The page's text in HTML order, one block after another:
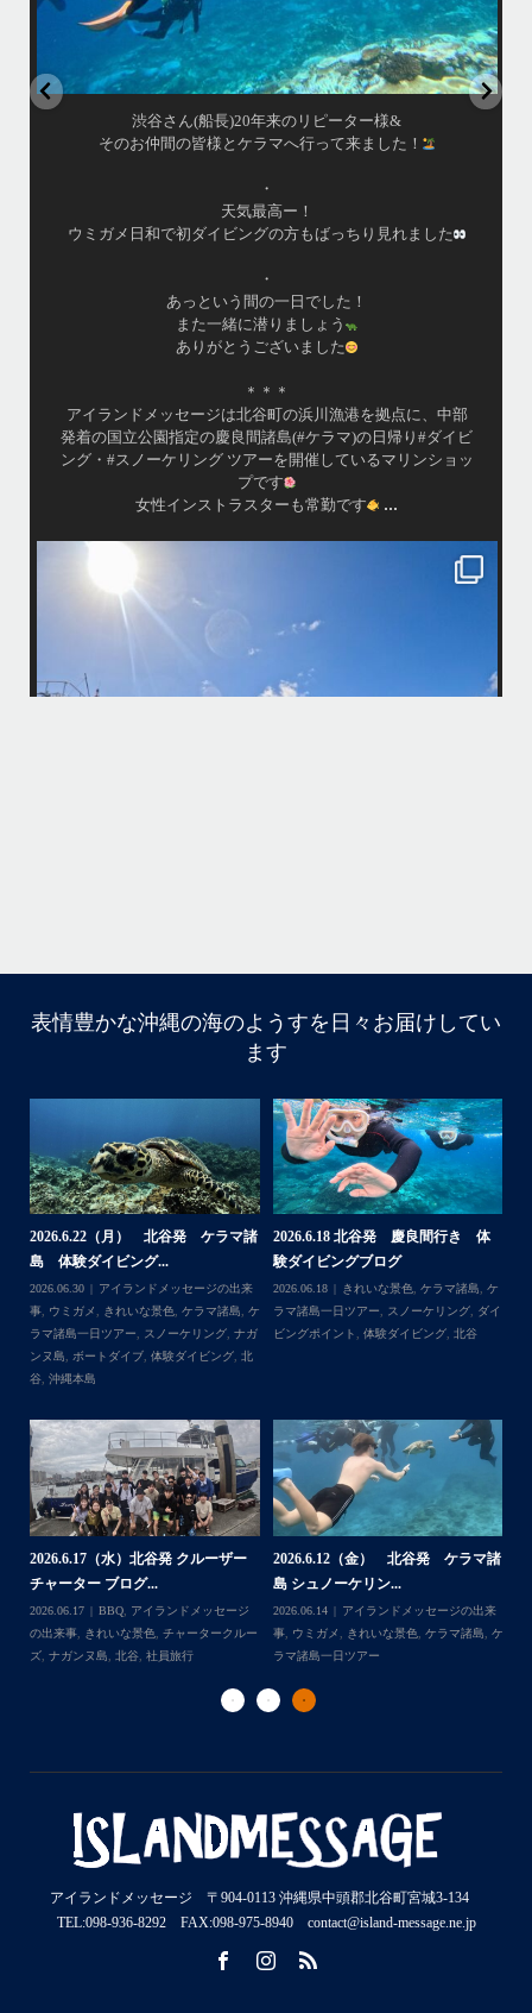
渋谷さん(船長)20年来のリピーター様&
そのお仲間の皆様とケラマへ行って来ました！
・
天気最高ー！
ウミガメ日和で初ダイビングの方もばっちり見れました
・
あっという間の一日でした！
また一緒に潜りましょう
ありがとうございました
＊＊＊
アイランドメッセージは北谷町の浜川漁港を拠点に、中部
発着の国立公園指定の慶良間諸島(#ケラマ)の日帰り#ダイビ
ング・#スノーケリング ツアーを開催しているマリンショッ
プです
女性インストラスターも常勤です
...
たくさんのご利用本当にありがとうございました
BBQにジェットスキー、バナナボート、SUP、パラセーリングなどな
ど…勇海号を拠点に色々お楽しみ頂きましたよ〜
海も荒れずにいい天気の中開催できたので何よりです
また来年もリピートして頂けたら嬉しいです
10月前半クルーザーチャーター
たくさんのご利用本当にありがとうございました
BBQにジェットスキー、バナナボート、SUP、パラセーリ
ングなどなど…勇海号を拠点に色々お楽しみ頂きました
よ〜
・
海も荒れずにいい天気の中開催できたので何よりです
また来年もリピートして頂けたら嬉しいです
・
アイランドメッセージは北谷町の浜川漁港を拠点に、中部
発着の国立公園指定の慶良間諸島(#ケラマ)の日帰り#ダイビ
ング・#スノーケリング ツアーを開催しているマリンショッ
プです
表情豊かな沖縄の海のようすを日々お届けしてい
ます
【台風13号によるツアー中止のお知
らせ】
2026.08.06
アイランドメッセージの出来
事, 台風
2026.8.2（火） 北谷発 ケラマ諸
島 体験ダイビング&...
2026.08.03
アイランドメッセージの出来
事,きれいな景色,ケラマ諸島, ケラマ諸島
一日ツアー ,スノーケリング,ナガンヌ島
2026.7.28（火） 北谷発 ケラマ諸
島 体験ダイビング...
2026.07.30
アイランドメッセージの出来
事,ウミウシ ,きれいな景色, ケラマ諸島,ケ
ラマ諸島一日ツアー,スノーケリング, 体験
ダイビング,北谷
2026.7.23 北谷発 慶良間行き 体
験ダイビング＆シュ...
ケラマ諸島
アイランドメッセージ 〒904-0113 沖縄県中頭郡北谷町宮城3-134
TEL:098-936-8292 FAX:098-975-8940 contact@island-message.ne.jp